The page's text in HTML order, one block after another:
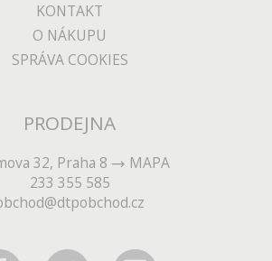
KONTAKT
O NÁKUPU
SPRÁVA COOKIES
PRODEJNA
32, Praha 8
MAPA
233 355 585